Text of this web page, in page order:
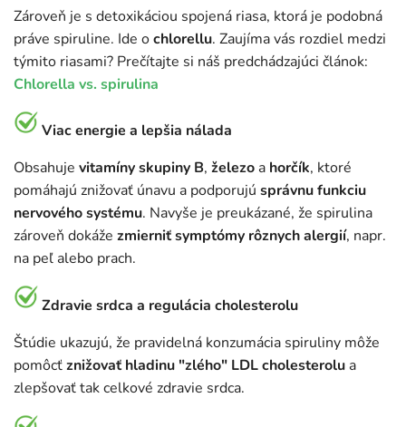
Zároveň je s detoxikáciou spojená riasa, ktorá je podobná
práve spiruline. Ide ochlorellu. Zaujíma vás rozdiel medzi
týmito riasami? Prečítajte si náš predchádzajúci článok:
Chlorella vs. spirulina
Viac energie a lepšia nálada
Obsahuje vitamíny skupiny B, železo a horčík, ktoré
pomáhajú znižovať únavu a podporujú správnu funkciu
nervového systému. Navyše je preukázané, že spirulina
zároveň dokáže zmierniť symptómy rôznych alergií, napr.
na peľ alebo prach.
Zdravie srdca a regulácia cholesterolu
Štúdie ukazujú, že pravidelná konzumácia spiruliny môže
pomôcťznižovať hladinu "zlého" LDL cholesterolu a
zlepšovať tak celkové zdravie srdca.